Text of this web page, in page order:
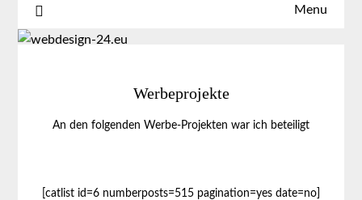
Menu
Werbeprojekte
An den folgenden Werbe-Projekten war ich beteiligt
[catlist id=6 numberposts=515 pagination=yes date=no]